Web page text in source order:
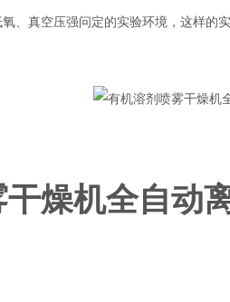
、真空压强问定的实验环境，这样的
燥机全自动